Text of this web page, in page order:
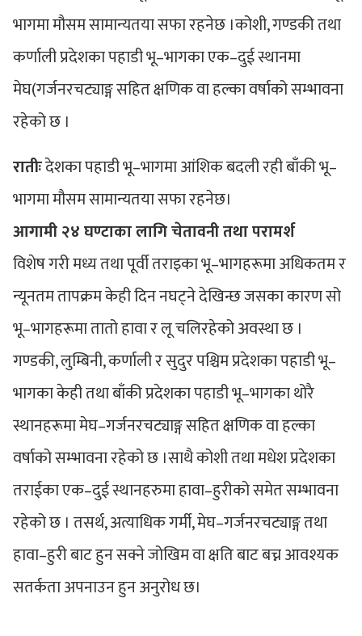
भागमा मौसम सामान्यतया सफा रहनेछ ।कोशी, गण्डकी तथा
कर्णाली प्रदेशका पहाडी भू–भागका एक–दुई स्थानमा
मेघ(गर्जनरचट्याङ्ग सहित क्षणिक वा हल्का वर्षाको सम्भावना
रहेको छ ।
रातीःदेशका पहाडी भू–भागमा आंशिक बदली रही बाँकी भू–
भागमा मौसम सामान्यतया सफा रहनेछ।
आगामी २४ घण्टाका लागि चेतावनी तथा परामर्श
विशेष गरी मध्य तथा पूर्वी तराइका भू–भागहरूमा अधिकतम र
न्यूनतम तापक्रम केही दिन नघट्ने देखिन्छ जसका कारण सो
भू–भागहरूमा तातो हावा र लू चलिरहेको अवस्था छ ।
गण्डकी, लुम्बिनी, कर्णाली र सुदुर पश्चिम प्रदेशका पहाडी भू–
भागका केही तथा बाँकी प्रदेशका पहाडी भू–भागका थोरै
स्थानहरूमा मेघ–गर्जनरचट्याङ्ग सहित क्षणिक वा हल्का
वर्षाको सम्भावना रहेको छ ।साथै कोशी तथा मधेश प्रदेशका
तराईका एक–दुई स्थानहरुमा हावा–हुरीको समेत सम्भावना
रहेको छ । तसर्थ, अत्याधिक गर्मी, मेघ–गर्जनरचट्याङ्ग तथा
हावा–हुरी बाट हुन सक्ने जोखिम वा क्षति बाट बच्न आवश्यक
सतर्कता अपनाउन हुन अनुरोध छ।